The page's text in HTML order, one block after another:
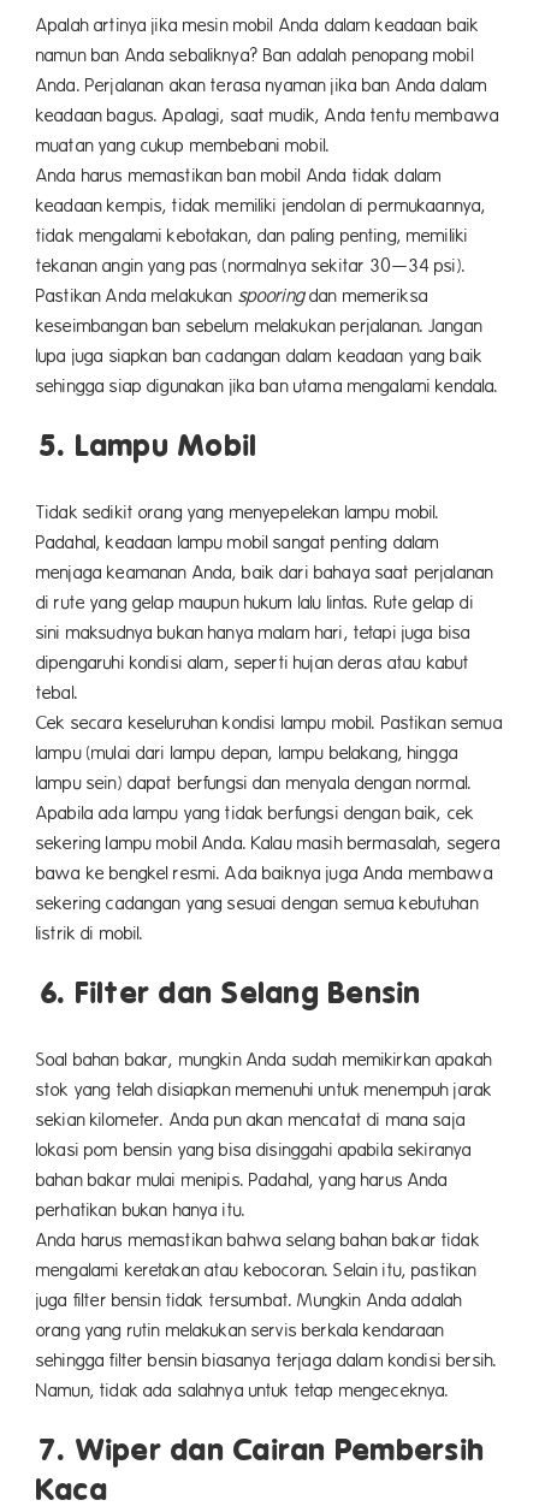
Apalah artinya jika mesin mobil Anda dalam keadaan baik
namun ban Anda sebaliknya? Ban adalah penopang mobil
Anda. Perjalanan akan terasa nyaman jika ban Anda dalam
keadaan bagus. Apalagi, saat mudik, Anda tentu membawa
muatan yang cukup membebani mobil.
Anda harus memastikan ban mobil Anda tidak dalam
keadaan kempis, tidak memiliki jendolan di permukaannya,
tidak mengalami kebotakan, dan paling penting, memiliki
tekanan angin yang pas (normalnya sekitar 30—34 psi).
Pastikan Anda melakukan spooringdan memeriksa
keseimbangan ban sebelum melakukan perjalanan. Jangan
lupa juga siapkan ban cadangan dalam keadaan yang baik
sehingga siap digunakan jika ban utama mengalami kendala.
5. Lampu Mobil
Tidak sedikit orang yang menyepelekan lampu mobil.
Padahal, keadaan lampu mobil sangat penting dalam
menjaga keamanan Anda, baik dari bahaya saat perjalanan
di rute yang gelap maupun hukum lalu lintas. Rute gelap di
sini maksudnya bukan hanya malam hari, tetapi juga bisa
dipengaruhi kondisi alam, seperti hujan deras atau kabut
tebal.
Cek secara keseluruhan kondisi lampu mobil. Pastikan semua
lampu (mulai dari lampu depan, lampu belakang, hingga
lampu sein) dapat berfungsi dan menyala dengan normal.
Apabila ada lampu yang tidak berfungsi dengan baik, cek
sekering lampu mobil Anda. Kalau masih bermasalah, segera
bawa ke bengkel resmi. Ada baiknya juga Anda membawa
sekering cadangan yang sesuai dengan semua kebutuhan
listrik di mobil.
6. Filter dan Selang Bensin
Soal bahan bakar, mungkin Anda sudah memikirkan apakah
stok yang telah disiapkan memenuhi untuk menempuh jarak
sekian kilometer. Anda pun akan mencatat di mana saja
lokasi pom bensin yang bisa disinggahi apabila sekiranya
bahan bakar mulai menipis. Padahal, yang harus Anda
perhatikan bukan hanya itu.
Anda harus memastikan bahwa selang bahan bakar tidak
mengalami keretakan atau kebocoran. Selain itu, pastikan
juga filter bensin tidak tersumbat. Mungkin Anda adalah
orang yang rutin melakukan servis berkala kendaraan
sehingga filter bensin biasanya terjaga dalam kondisi bersih.
Namun, tidak ada salahnya untuk tetap mengeceknya.
7. Wiper dan Cairan Pembersih
Kaca